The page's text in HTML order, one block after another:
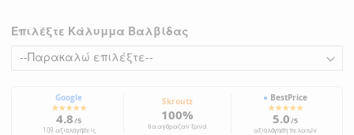
Επιλέξτε Κάλυμμα Βαλβίδας
Google
★★★★★
4.8/5
109 αξιολογήσεις
Skroutz
100%
θα αγόραζαν ξανά
● BestPrice
★★★★★
5.0/5
αξιολόγηση πελατών